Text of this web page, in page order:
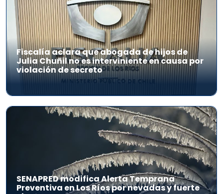
Fiscalía aclara que abogada de hijos de
Julia Chuñil no es interviniente en causa por
violación de secreto
SENAPRED modifica Alerta Temprana
Preventiva en Los Ríos por nevadas y fuerte